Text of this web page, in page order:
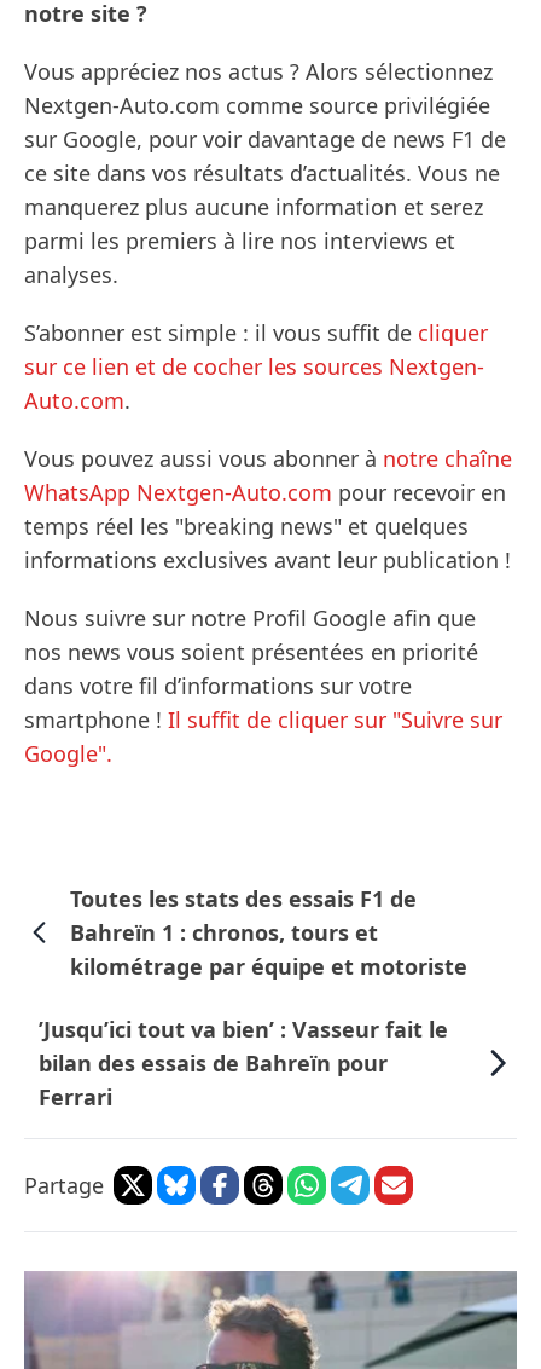
notre site ?
Vous appréciez nos actus ? Alors sélectionnez
Nextgen-Auto.com comme source privilégiée
sur Google, pour voir davantage de news F1 de
ce site dans vos résultats d’actualités. Vous ne
manquerez plus aucune information et serez
parmi les premiers à lire nos interviews et
analyses.
S’abonner est simple : il vous suffit de cliquer
sur ce lien et de cocher les sources Nextgen-
Auto.com.
Vous pouvez aussi vous abonner à notre chaîne
WhatsApp Nextgen-Auto.com pour recevoir en
temps réel les "breaking news" et quelques
informations exclusives avant leur publication !
Nous suivre sur notre Profil Google afin que
nos news vous soient présentées en priorité
dans votre fil d’informations sur votre
smartphone ! Il suffit de cliquer sur "Suivre sur
Google".
Toutes les stats des essais F1 de
Bahreïn 1 : chronos, tours et
kilométrage par équipe et motoriste
’Jusqu’ici tout va bien’ : Vasseur fait le
bilan des essais de Bahreïn pour
Ferrari
Partage